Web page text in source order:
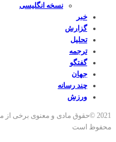
نسخه انگلیسی
خبر
گزارش
تحلیل
ترجمه
گفتگو
جهان
چند رسانه
ورزش
2021 ©حقوق مادی و معنوی برخی
محفوظ است